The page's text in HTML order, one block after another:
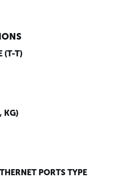
(T-T)
KG)
PORTS TYPE